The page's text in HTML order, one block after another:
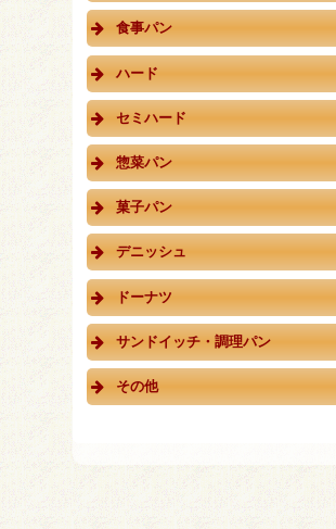
食事パン
ハード
セミハード
惣菜パン
菓子パン
デニッシュ
ドーナツ
サンドイッチ・調理パン
その他